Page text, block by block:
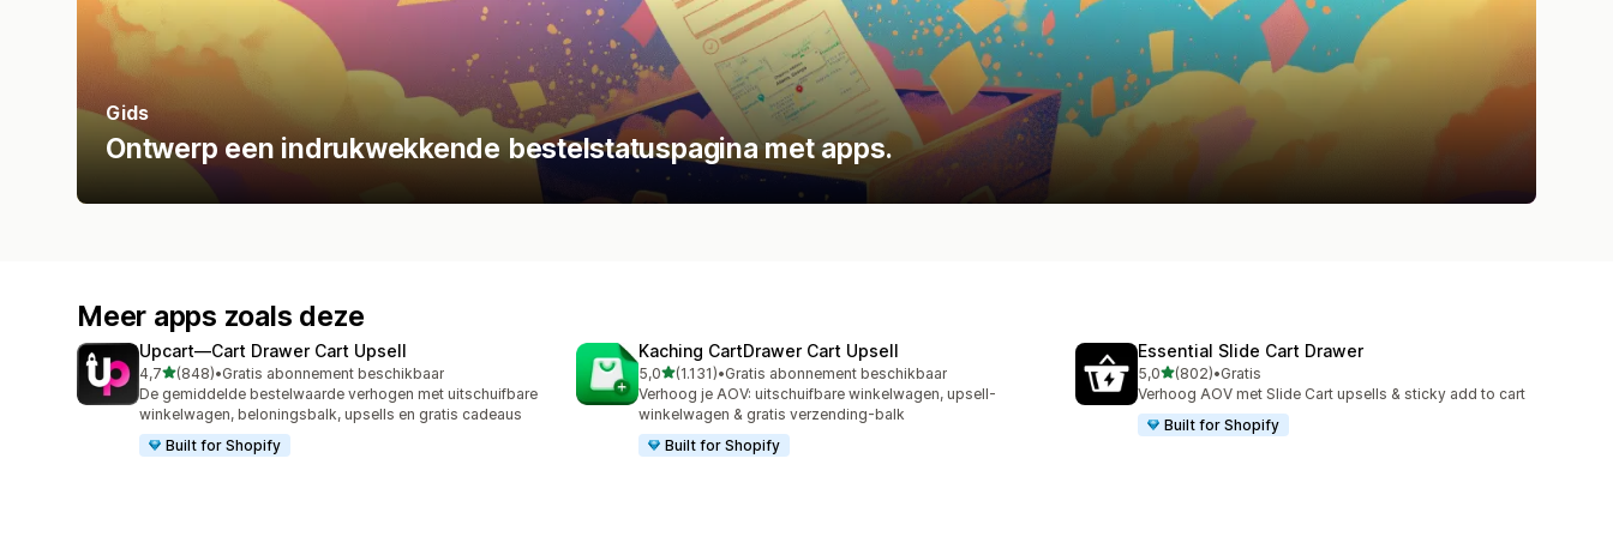
Gids
Ontwerp een indrukwekkende bestelstatuspagina met apps.
Meer apps zoals deze
Upcart—Cart Drawer Cart Upsell
4,7van 5 sterren
(848)
848 recensies in totaal
•Gratis abonnement beschikbaar
De gemiddelde bestelwaarde verhogen met uitschuifbare
winkelwagen, beloningsbalk, upsells en gratis cadeaus
Built for Shopify
Kaching CartDrawer Cart Upsell
5,0van 5 sterren
(1.131)
1131 recensies in totaal
•Gratis abonnement beschikbaar
Verhoog je AOV: uitschuifbare winkelwagen, upsell-
winkelwagen & gratis verzending-balk
Built for Shopify
Essential Slide Cart Drawer
5,0van 5 sterren
(802)
802 recensies in totaal
•Gratis
Verhoog AOV met Slide Cart upsells & sticky add to cart
Built for Shopify